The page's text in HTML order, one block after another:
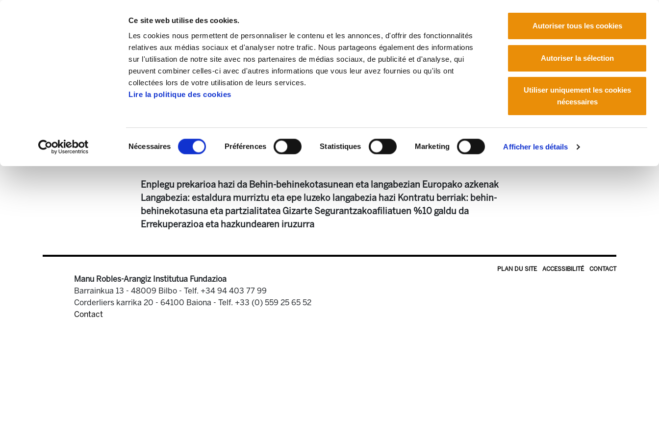
Ce site web utilise des cookies.
Les cookies nous permettent de personnaliser le contenu et les annonces, d'offrir des fonctionnalités
relatives aux médias sociaux et d'analyser notre trafic. Nous partageons également des informations
sur l'utilisation de notre site avec nos partenaires de médias sociaux, de publicité et d'analyse, qui
peuvent combiner celles-ci avec d'autres informations que vous leur avez fournies ou qu'ils ont
collectées lors de votre utilisation de leurs services.
Lire la politique des cookies
Nécessaires Préférences Statistiques Marketing Afficher les détails
Autoriser tous les cookies
Autoriser la sélection
Utiliser uniquement les cookies
nécessaires
Publications Analyse la situation économique Analyse conjoncturelle 127
EA 127 Eusk.pdf
Enplegu prekarioa hazi da Behin-behinekotasunean eta langabezian Europako azkenak
Langabezia: estaldura murriztu eta epe luzeko langabezia hazi Kontratu berriak: behin-
behinekotasuna eta partzialitatea Gizarte Segurantzakoafiliatuen %10 galdu da
Errekuperazioa eta hazkundearen iruzurra
PLAN DU SITE ACCESSIBILITÉ CONTACT
Manu Robles-Arangiz Institutua Fundazioa
Barrainkua 13 - 48009 Bilbo - Telf. +34 94 403 77 99
Corderliers karrika 20 - 64100 Baiona - Telf. +33 (0) 559 25 65 52
Contact